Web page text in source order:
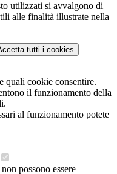
utilizzati si avvalgono di
alle finalità illustrate nella
tutti i cookies
quali cookie consentire.
il funzionamento della
al funzionamento potete
possono essere